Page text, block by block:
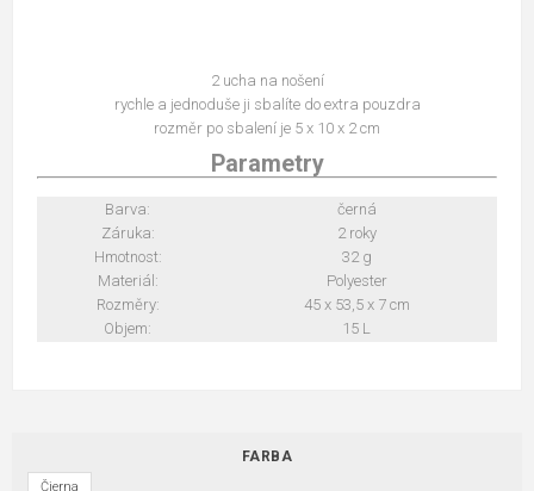
2 ucha na nošení
rychle a jednoduše ji sbalíte do extra pouzdra
rozměr po sbalení je 5 x 10 x 2 cm
Parametry
Barva:
černá
Záruka:
2 roky
Hmotnost:
32 g
Materiál:
Polyester
Rozměry:
45 x 53,5 x 7 cm
Objem:
15 L
FARBA
Čierna